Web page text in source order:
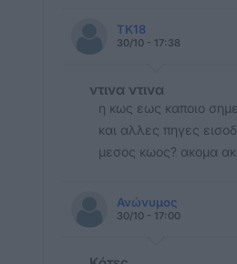
TK18
30/10 - 17:38
ντινα ντινα
η κως εως καποιο
και αλλες πηγες
μεσος κωος? ακομα
Ανώνυμος
30/10 - 17:00